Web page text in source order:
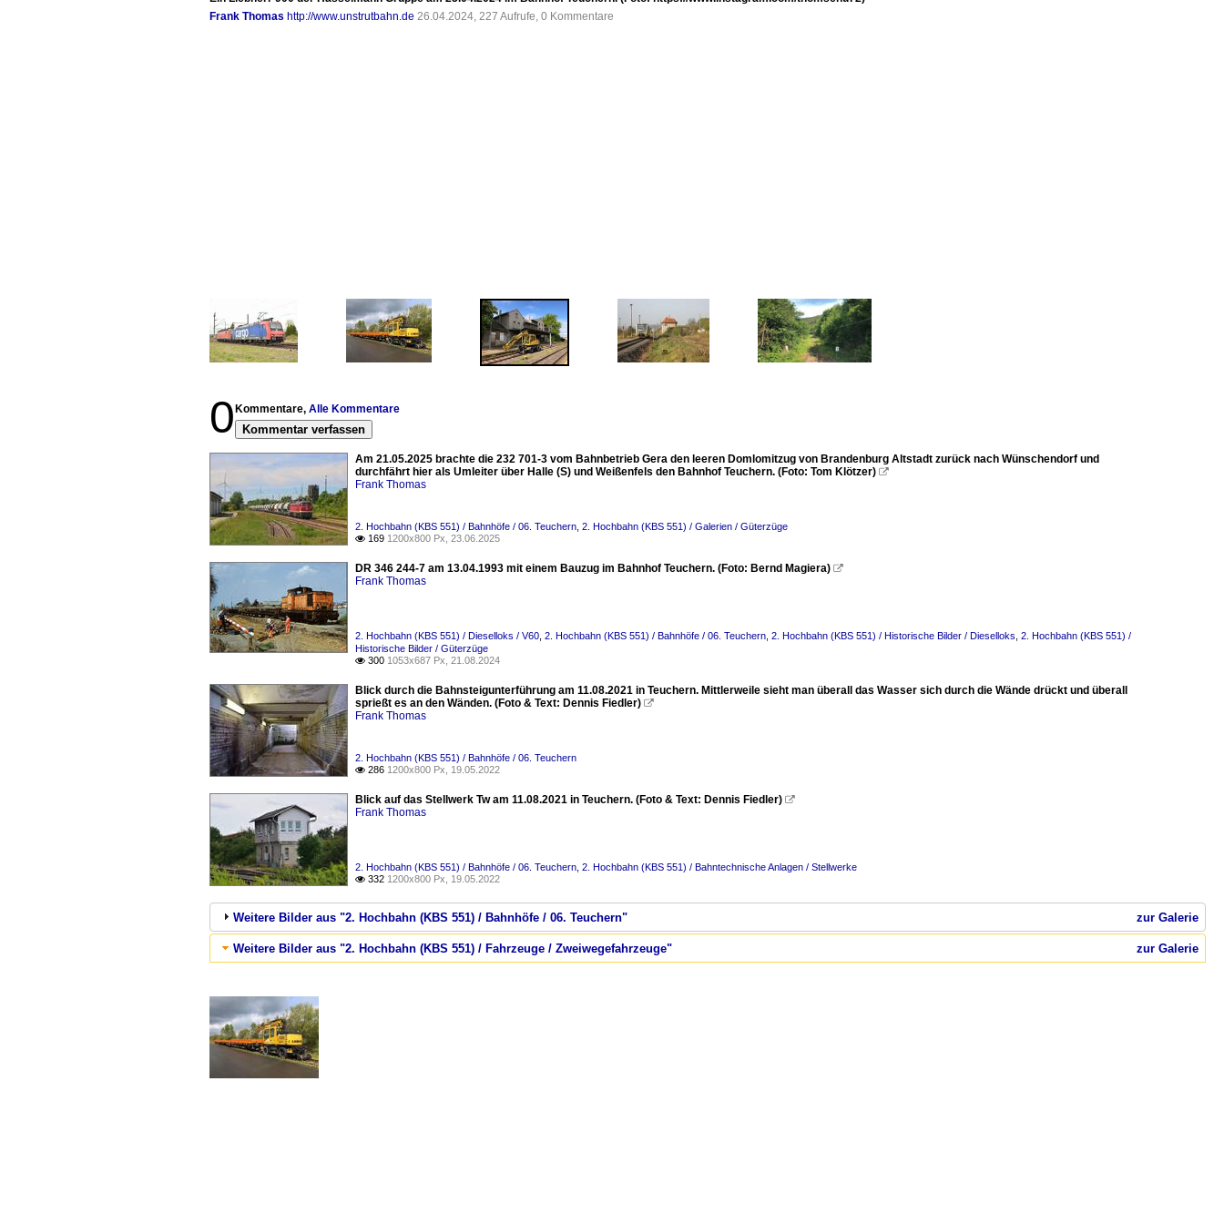
Frank Thomas http://www.unstrutbahn.de 26.04.2024, 227 Aufrufe, 0 Kommentare
0 Kommentare, Alle Kommentare
Kommentar verfassen
Am 21.05.2025 brachte die 232 701-3 vom Bahnbetrieb Gera den leeren Domlomitzug von Brandenburg Altstadt zurück nach Wünschendorf und
durchfährt hier als Umleiter über Halle (S) und Weißenfels den Bahnhof Teuchern. (Foto: Tom Klötzer) 
Frank Thomas
2. Hochbahn (KBS 551) / Bahnhöfe / 06. Teuchern 2. Hochbahn (KBS 551) / Galerien / Güterzüge
 169 1200x800 Px, 23.06.2025
DR 346 244-7 am 13.04.1993 mit einem Bauzug im Bahnhof Teuchern. (Foto: Bernd Magiera) 
Frank Thomas
2. Hochbahn (KBS 551) / Dieselloks / V60 2. Hochbahn (KBS 551) / Bahnhöfe / 06. Teuchern 2. Hochbahn (KBS 551) / Historische Bilder / Dieselloks 2. Hochbahn (KBS 551) /
Historische Bilder / Güterzüge
 300 1053x687 Px, 21.08.2024
Blick durch die Bahnsteigunterführung am 11.08.2021 in Teuchern. Mittlerweile sieht man überall das Wasser sich durch die Wände drückt und überall
sprießt es an den Wänden. (Foto & Text: Dennis Fiedler) 
Frank Thomas
2. Hochbahn (KBS 551) / Bahnhöfe / 06. Teuchern
 286 1200x800 Px, 19.05.2022
Blick auf das Stellwerk Tw am 11.08.2021 in Teuchern. (Foto & Text: Dennis Fiedler) 
Frank Thomas
2. Hochbahn (KBS 551) / Bahnhöfe / 06. Teuchern 2. Hochbahn (KBS 551) / Bahntechnische Anlagen / Stellwerke
 332 1200x800 Px, 19.05.2022
zur Galerie
Weitere Bilder aus "2. Hochbahn (KBS 551) / Bahnhöfe / 06. Teuchern"
zur Galerie
Weitere Bilder aus "2. Hochbahn (KBS 551) / Fahrzeuge / Zweiwegefahrzeuge"